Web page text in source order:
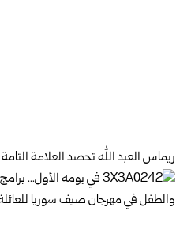
ريماس العبد الله تحصد العلامة